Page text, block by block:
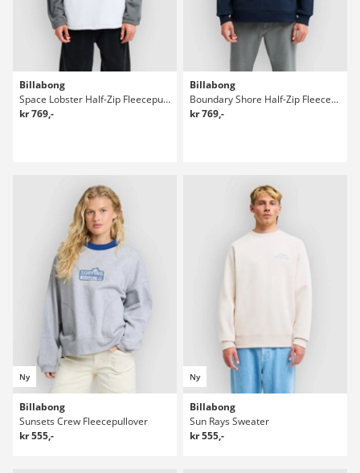
Billabong
Space Lobster Half-Zip Fleecepullover
kr 769,-
Billabong
Boundary Shore Half-Zip Fleecepullover
kr 769,-
Ny
Billabong
Sunsets Crew Fleecepullover
kr 555,-
Ny
Billabong
Sun Rays Sweater
kr 555,-